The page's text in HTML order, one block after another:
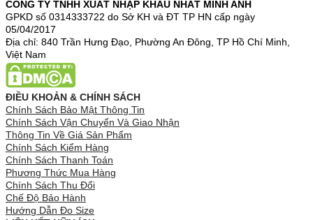
CÔNG TY TNHH XUẤT NHẬP KHẨU NHẤT MINH ANH
GPKD số 0314333722 do Sở KH và ĐT TP HN cấp ngày
05/04/2017
Địa chỉ: 840 Trần Hưng Đạo, Phường An Đông, TP Hồ Chí Minh,
Việt Nam
ĐIỀU KHOẢN & CHÍNH SÁCH
Chính Sách Bảo Mật Thông Tin
Chính Sách Vận Chuyển Và Giao Nhận
Thông Tin Về Giá Sản Phẩm
Chính Sách Kiểm Hàng
Chính Sách Thanh Toán
Phương Thức Mua Hàng
Chính Sách Thu Đổi
Chế Độ Bảo Hành
Hướng Dẫn Đo Size